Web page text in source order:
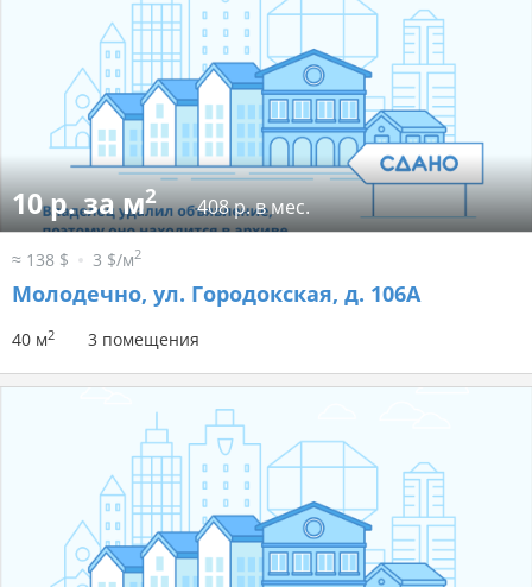
10 р. за м2 408 р. в мес.
≈ 138 $ 3 $/м2
Молодечно, ул. Городокская, д. 106А
40 м2 3 помещения